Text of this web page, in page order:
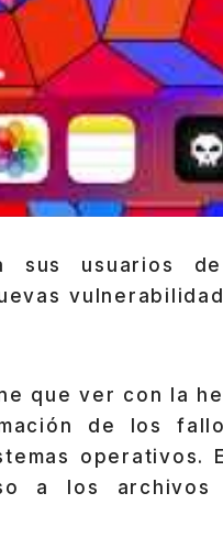
sus usuarios
que ver con la
de los
operativos.
a los archivos